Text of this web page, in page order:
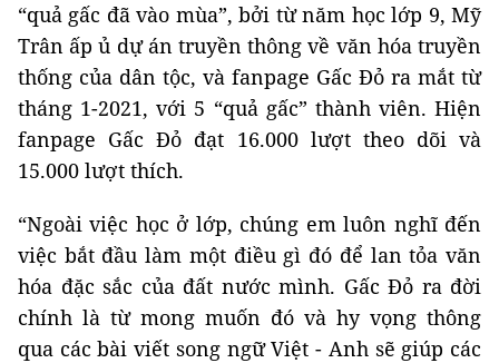
“quả gấc đã vào mùa”, bởi từ năm học lớp 9, Mỹ
Trân ấp ủ dự án truyền thông về văn hóa truyền
thống của dân tộc, và fanpage Gấc Đỏ ra mắt từ
tháng 1-2021, với 5 “quả gấc” thành viên. Hiện
fanpage Gấc Đỏ đạt 16.000 lượt theo dõi và
15.000 lượt thích.
“Ngoài việc học ở lớp, chúng em luôn nghĩ đến
việc bắt đầu làm một điều gì đó để lan tỏa văn
hóa đặc sắc của đất nước mình. Gấc Đỏ ra đời
chính là từ mong muốn đó và hy vọng thông
qua các bài viết song ngữ Việt - Anh sẽ giúp các